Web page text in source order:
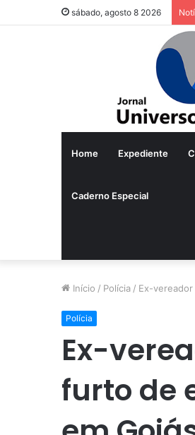
sábado, agosto 8 2026
Home Expediente
Caderno Especial
Início / Polícia / Ex-
Polícia
Ex-
furto de